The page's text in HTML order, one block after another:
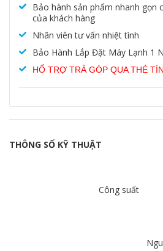
Bảo hành sản phẩm nhanh gọn
của khách hàng
Nhân viên tư vấn nhiệt tình
Bảo Hành Lắp Đặt Máy Lạnh 1
HỔ TRỢ TRẢ GÓP QUA THẺ
THÔNG SỐ KỸ THUẬT
Công suất